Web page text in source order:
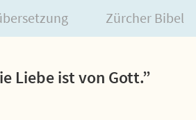
Zürcher Bibel
Liebe ist von Gott.”